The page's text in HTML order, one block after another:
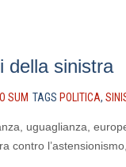
della sinistra
SUM TAGS POLITICA,
uguaglianza,
contro